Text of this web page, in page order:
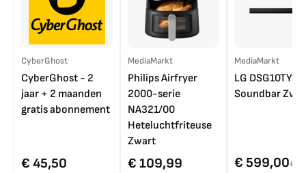
CyberGhost
CyberGhost - 2
jaar + 2 maanden
gratis abonnement
€ 45,50
MediaMarkt
Philips Airfryer
2000-serie
NA321/00
Heteluchtfriteuse
Zwart
€ 109,99
MediaMarkt
LG DSG10TY
Soundbar
€ 599,00€